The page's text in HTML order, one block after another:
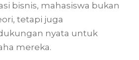
bisnis, mahasiswa bukan
tetapi juga
nyata untuk
mereka.